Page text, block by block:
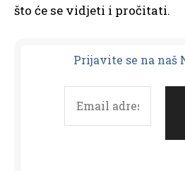
što će se vidjeti i pročitati.
Prijavite se na